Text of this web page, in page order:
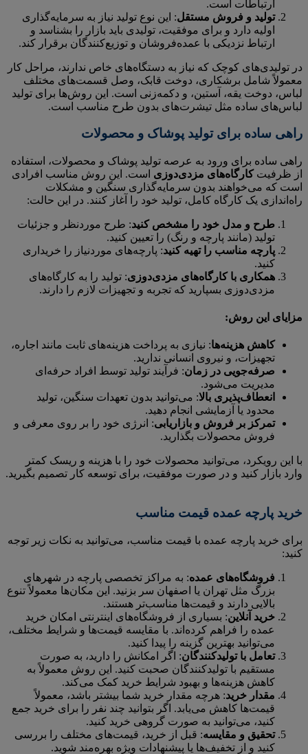
ارتباطات است.
تولید و فروش مستقل: این نوع تولید نیاز به سرمایه‌گذاری
اولیه دارد و برای موفقیت، تولیدی باید بازار را بشناسد و
ارتباط نزدیکی با عمده‌فروشان و توزیع‌کنندگان برقرار کند.
در تولیدی‌های کوچک که نیاز به دستگاه‌های خاص ندارند، مراحل کار
معمولاً شامل برشکاری، دوخت قابک، وصل قسمت‌های مختلف
لباس، دوخت یقه، آستین، و دکمه‌زنی است. این روش‌ها برای تولید
لباس‌های ساده مثل تیشرت‌های بدون طرح مناسب است.
راهی ساده برای تولید پوشاک و محصولات
راهی ساده برای ورود به عرصه تولید پوشاک و محصولات، استفاده
از ظرفیتکارگاه‌های مزدی‌دوزی است. این روش مناسب افرادی
است که می‌خواهند بدون سرمایه‌گذاری سنگین و مشکلات
راه‌اندازی یک کارگاه کامل، تولید خود را آغاز کنند. در این حالت:
طرح و مدل خود را مشخص کنید: طرح موردنظر و جزئیات
تولید (مانند پارچه و رنگ) را تعیین کنید.
پارچه مناسب را تهیه کنید: پارچه‌های موردنیاز را خریداری
کنید.
همکاری با کارگاه‌های مزدی‌دوزی: تولید را به کارگاه‌های
مزدی‌دوزی بسپارید که تجربه و تجهیزات لازم را دارند.
مزایای این روش:
کاهش هزینه‌ها: نیازی به پرداخت هزینه‌های ثابت مانند اجاره،
تجهیزات، و نیروی انسانی ندارید.
صرفه‌جویی در زمان: فرآیند تولید توسط افراد حرفه‌ای
مدیریت می‌شود.
انعطاف‌پذیری بالا: می‌توانید بدون تعهدات سنگین، تولید
محدود یا آزمایشی انجام دهید.
تمرکز بر فروش و بازاریابی: انرژی خود را بر روی معرفی و
فروش محصولات بگذارید.
با این رویکرد، می‌توانید محصولات خود را با هزینه و ریسک کمتر
وارد بازار کنید و در صورت موفقیت، برای توسعه کار تصمیم بگیرید.
خرید پارچه عمده قیمت مناسب
برای خرید پارچه عمده با قیمت مناسب، می‌توانید به نکات زیر توجه
کنید:
فروشگاه‌های عمده: به مراکز تخصصی پارچه در شهرهای
بزرگ مثل تهران یا اصفهان سر بزنید. این مکان‌ها معمولاً تنوع
بالایی دارند و قیمت‌ها مناسب‌تر هستند.
خرید آنلاین: بسیاری از فروشگاه‌های اینترنتی امکان خرید
عمده را فراهم کرده‌اند. با مقایسه قیمت‌ها و شرایط مختلف،
می‌توانید بهترین گزینه را پیدا کنید.
تعامل با تولیدکنندگان: اگر امکانش را دارید، به صورت
مستقیم با تولیدکنندگان صحبت کنید. این روش معمولاً به
کاهش هزینه‌ها و بهبود شرایط خرید کمک می‌کند.
مقدار خرید: هرچه مقدار خرید شما بیشتر باشد، معمولاً
قیمت‌ها کاهش می‌یابد. اگر بتوانید چند نفر را برای خرید جمع
کنید، می‌توانید به صورت گروهی خرید کنید.
تحقیق و مقایسه: قبل از خرید، قیمت‌های مختلف را بررسی
کنید و از تخفیف‌ها یا پیشنهادات ویژه بهره‌مند شوید.